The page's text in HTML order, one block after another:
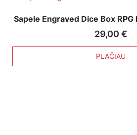
Sapele Engraved Dice Box
29,00 €
PLAČIAU